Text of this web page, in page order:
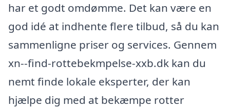
har et godt omdømme. Det kan være en
god idé at indhente flere tilbud, så du kan
sammenligne priser og services. Gennem
xn--find-rottebekmpelse-xxb.dk kan du
nemt finde lokale eksperter, der kan
hjælpe dig med at bekæmpe rotter